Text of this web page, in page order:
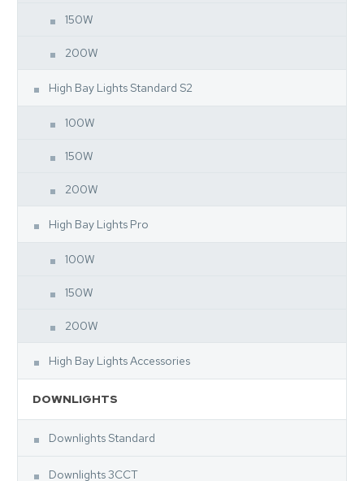
150W
200W
High Bay Lights Standard S2
100W
150W
200W
High Bay Lights Pro
100W
150W
200W
High Bay Lights Accessories
DOWNLIGHTS
Downlights Standard
Downlights 3CCT